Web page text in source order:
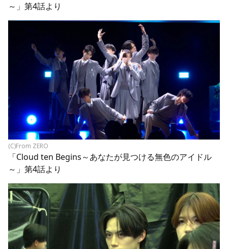
～」第4話より
(C)From ZERO
「Cloud ten Begins～あなたが見つける無色のアイドル
～」第4話より